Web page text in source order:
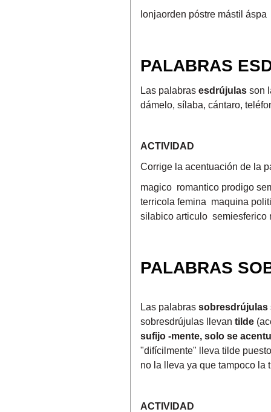
lonjaorden póstre mástil
PALABRAS
Las palabras esdrújulas son
dámelo, sílaba, cántaro,
ACTIVIDAD
Corrige la acentuación de la
magico romantico prodigo
terricola femina maquina
silabico articulo
PALABRAS
Las palabras sobresdrújulas
sobresdrújulas llevan tilde
sufijo -mente, solo se
"difícilmente" lleva tilde
no la lleva ya que tampoco la
ACTIVIDAD